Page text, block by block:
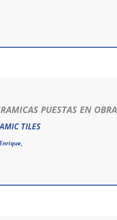
PUESTAS EN OBRA
TILES